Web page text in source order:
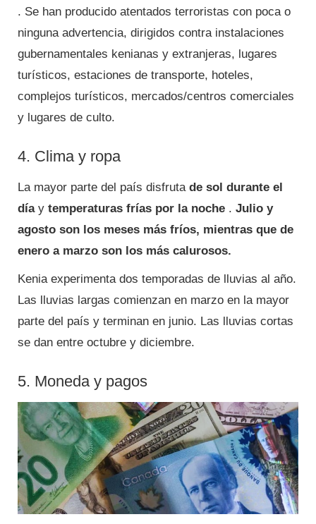
. Se han producido atentados terroristas con poca o
ninguna advertencia, dirigidos contra instalaciones
gubernamentales kenianas y extranjeras, lugares
turísticos, estaciones de transporte, hoteles,
complejos turísticos, mercados/centros comerciales
y lugares de culto.
4. Clima y ropa
La mayor parte del país disfruta de sol durante el
díay temperaturas frías por la noche . Julio y
agosto son los meses más fríos, mientras que de
enero a marzo son los más calurosos.
Kenia experimenta dos temporadas de lluvias al año.
Las lluvias largas comienzan en marzo en la mayor
parte del país y terminan en junio. Las lluvias cortas
se dan entre octubre y diciembre.
5. Moneda y pagos